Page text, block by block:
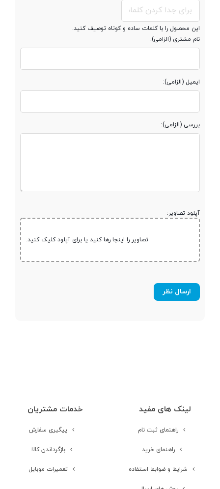
پردازنده ‌مرکزی
فرکانس پردازنده
‌مرکزی
GHz Kryo 485 & 4x1.78 GHz Kryo
پردازنده گرافیکی
حافظه
مقدار RAM 6 گیگابایت
پشتیبانی از کارت
حافظه جانبی
microSDXC
نمایش
نمایش
این محصول را با کلمات ساده و کوتاه توصیف کنید.
نام مشتری (الزامی):
ایمیل (الزامی):
بررسی (الزامی):
آپلود تصاویر:
تصاویر را اینجا رها کنید یا برای آپلود کلیک کنید.
لینک های مفید
راهنمای ثبت نام
راهنمای خرید
شرایط و ضوابط استفاده
خدمات مشتریان
پیگیری سفارش
بازگرداندن کالا
تعمیرات موبایل